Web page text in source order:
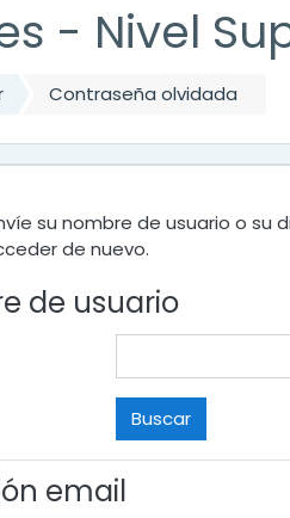
- Nivel
Contraseña olvidada
su nombre de usuario o
de nuevo.
de usuario
email